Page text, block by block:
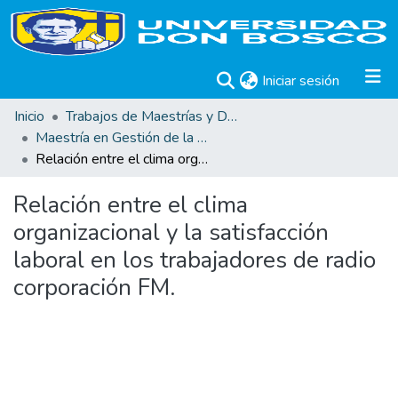
Iniciar sesión (current)
Inicio
Trabajos de Maestrías y Doctorados
Maestría en Gestión de la Calidad
Relación entre el clima organizacional y la satisfacción laboral en los trabajadores de radio corporación FM.
Relación entre el clima
organizacional y la satisfacción
laboral en los trabajadores de radio
corporación FM.